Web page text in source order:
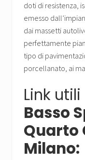
doti di resistenza,
emesso
dai massetti
perfettamente
tipo di
porcellanato, ai
Link
Basso
Quarto
Milano: